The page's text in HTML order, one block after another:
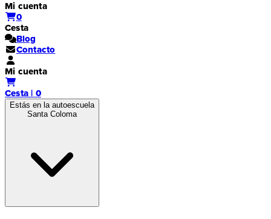
Mi cuenta
0
Cesta
Blog
Contacto
Mi cuenta
Cesta | 0
Estás en la autoescuela
Santa Coloma